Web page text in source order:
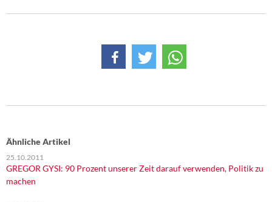
Ähnliche Artikel
25.10.2011
GREGOR GYSI: 90 Prozent unserer Zeit darauf verwenden, Politik zu
machen